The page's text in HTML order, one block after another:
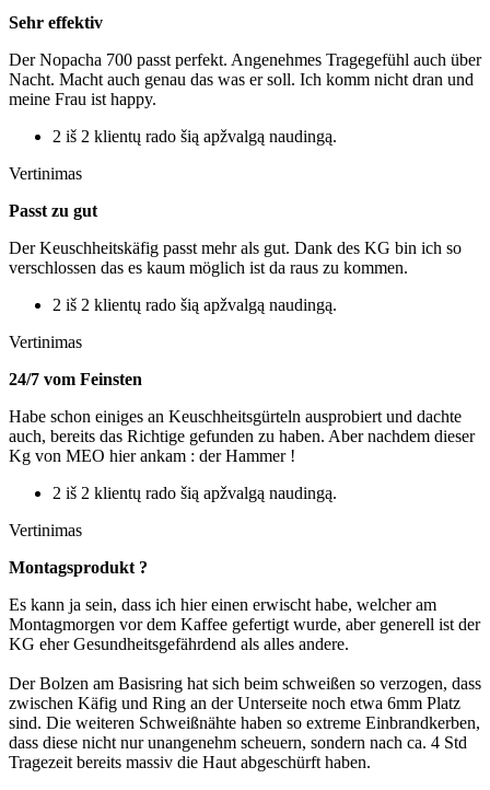
Sehr effektiv
Der Nopacha 700 passt perfekt. Angenehmes Tragegefühl auch über
Nacht. Macht auch genau das was er soll. Ich komm nicht dran und
meine Frau ist happy.
2 iš 2 klientų rado šią apžvalgą naudingą.
Vertinimas
Passt zu gut
Der Keuschheitskäfig passt mehr als gut. Dank des KG bin ich so
verschlossen das es kaum möglich ist da raus zu kommen.
2 iš 2 klientų rado šią apžvalgą naudingą.
Vertinimas
24/7 vom Feinsten
Habe schon einiges an Keuschheitsgürteln ausprobiert und dachte
auch, bereits das Richtige gefunden zu haben. Aber nachdem dieser
Kg von MEO hier ankam : der Hammer !
2 iš 2 klientų rado šią apžvalgą naudingą.
Vertinimas
Montagsprodukt ?
Es kann ja sein, dass ich hier einen erwischt habe, welcher am
Montagmorgen vor dem Kaffee gefertigt wurde, aber generell ist der
KG eher Gesundheitsgefährdend als alles andere.
Der Bolzen am Basisring hat sich beim schweißen so verzogen, dass
zwischen Käfig und Ring an der Unterseite noch etwa 6mm Platz
sind. Die weiteren Schweißnähte haben so extreme Einbrandkerben,
dass diese nicht nur unangenehm scheuern, sondern nach ca. 4 Std
Tragezeit bereits massiv die Haut abgeschürft haben.